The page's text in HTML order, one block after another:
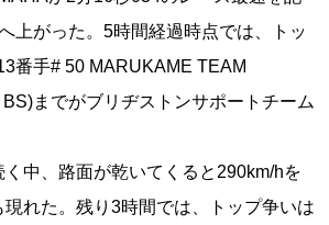
上がった。5時間経過時点では、トッ
番手# 50 MARUKAME TEAM
までがブリヂストンサポートチーム
中、路面が乾いてくると290km/hを
れた。残り3時間では、トップ争いは